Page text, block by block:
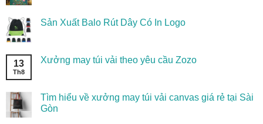
Sản Xuất Balo Rút Dây Có In Logo
13
Th8
Xưởng may túi vải theo yêu cầu Zozo
Tìm hiểu về xưởng may túi vải canvas giá rẻ tại Sài
Gòn